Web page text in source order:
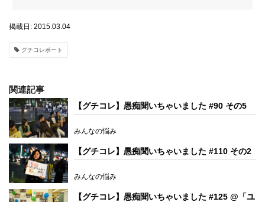
掲載日: 2015.03.04
グチコレポート
関連記事
【グチコレ】愚痴聞いちゃいました #90 その5
みんなの悩み
【グチコレ】愚痴聞いちゃいました #110 その2
みんなの悩み
【グチコレ】愚痴聞いちゃいました #125 @「ユ